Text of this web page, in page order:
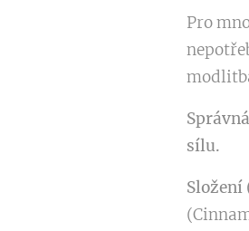
Pro
sílu.
Složení